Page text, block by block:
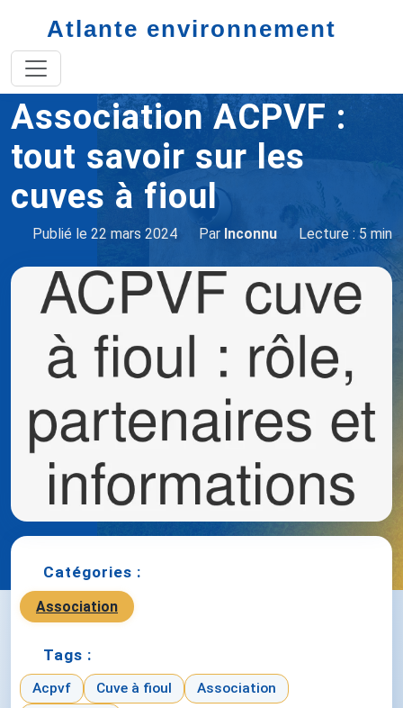
Atlante environnement
Accueil
Association ACPVF :
tout savoir sur les
cuves à fioul
Publié le 22 mars 2024 Par Inconnu Lecture : 5 min
Catégories :
Association
Tags :
Acpvf Cuve à fioul
Association